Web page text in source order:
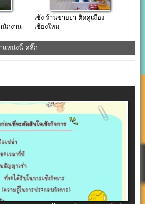
นักงาน
เซ้ง ร้านขายยา ติดคูเมือง
เชียงใหม่
แหน่งนี้ คลิ๊ก